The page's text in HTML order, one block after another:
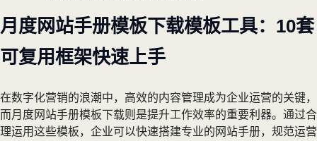
月度网站手册模板下载模板工具：10套
可复用框架快速上手
在数字化营销的浪潮中，高效的内容管理成为企业运营的关键，
而月度网站手册模板下载则是提升工作效率的重要利器。通过合
理运用这些模板，企业可以快速搭建专业的网站手册，规范运营